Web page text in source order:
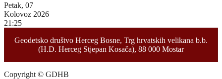
Petak, 07
Kolovoz 2026
21:25
Geodetsko društvo Herceg Bosne, Trg hrvatskih velikana b.b.
(H.D. Herceg Stjepan Kosača), 88 000 Mostar
Copyright © GDHB